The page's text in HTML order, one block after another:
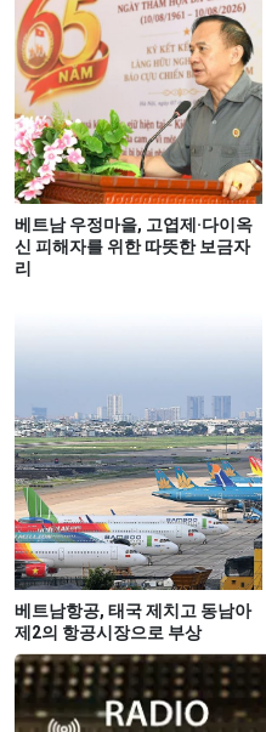
베트남 우정마을, 고엽제·다이옥
신 피해자를 위한 따뜻한 보금자
리
베트남항공, 태국 제치고 동남아
제2의 항공시장으로 부상